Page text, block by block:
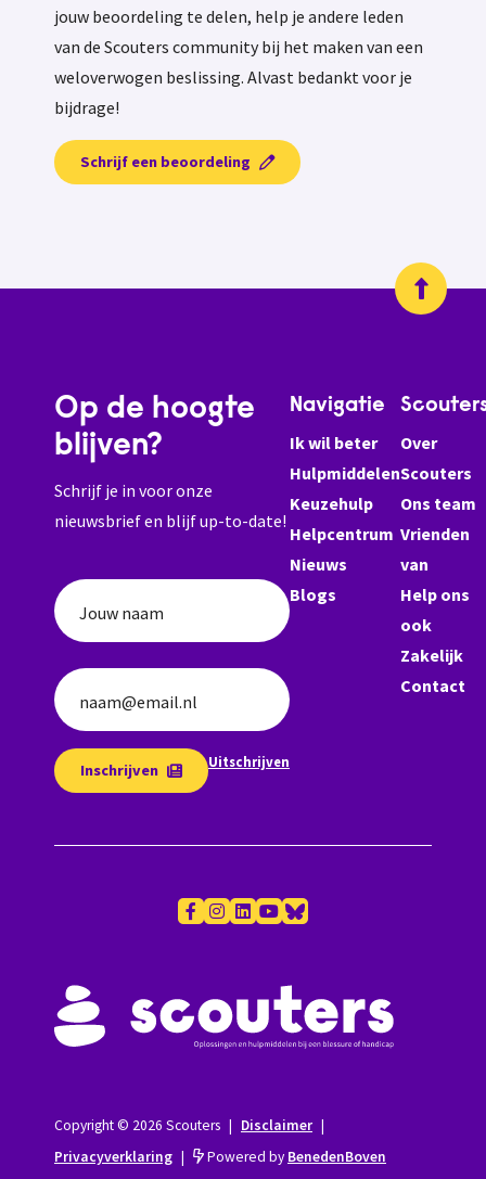
jouw beoordeling te delen, help je andere leden
van de Scouters community bij het maken van een
weloverwogen beslissing. Alvast bedankt voor je
bijdrage!
Schrijf een beoordeling
Op de hoogte
blijven?
Schrijf je in voor onze
nieuwsbrief en blijf up-to-date!
Jouw naam
naam@email.nl
Inschrijven Uitschrijven
Navigatie
Ik wil beter
Hulpmiddelen
Keuzehulp
Helpcentrum
Nieuws
Blogs
Over
Scouters
Ons team
Vrienden
van
Help ons
ook
Zakelijk
Contact
Copyright © 2026 Scouters | Disclaimer |
Privacyverklaring | Powered by BenedenBoven